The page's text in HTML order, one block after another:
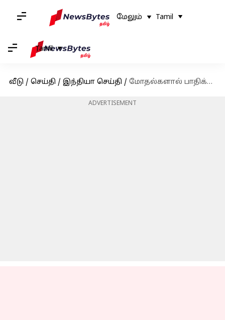
மேலும் Tamil
Tamil
வீடு / செய்தி / இந்தியா செய்தி / மோதல்களால் பாதிக்கப்பட்ட மணிப்பூருக்கு நாளை பிரதமர் மோடி பயணம்
ADVERTISEMENT